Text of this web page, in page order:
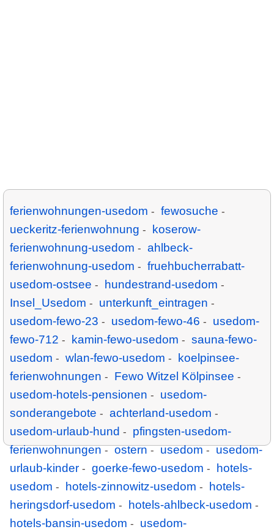
ferienwohnungen-usedom - fewosuche -
ueckeritz-ferienwohnung -
koserow-
ferienwohnung-usedom - ahlbeck-
ferienwohnung-usedom - fruehbucherrabatt-
usedom-ostsee - hundestrand-usedom -
Insel_Usedom - unterkunft_eintragen -
usedom-fewo-23 - usedom-fewo-46 - usedom-
fewo-712 - kamin-fewo-usedom - sauna-fewo-
usedom - wlan-fewo-usedom -
koelpinsee-
ferienwohnungen - Fewo Witzel Kölpinsee -
usedom-hotels-pensionen - usedom-
sonderangebote - achterland-usedom -
usedom-urlaub-hund - pfingsten-usedom-
ferienwohnungen - ostern - usedom - usedom-
urlaub-kinder - goerke-fewo-usedom -
hotels-
usedom - hotels-zinnowitz-usedom -
hotels-
heringsdorf-usedom - hotels-ahlbeck-usedom -
hotels-bansin-usedom - usedom-